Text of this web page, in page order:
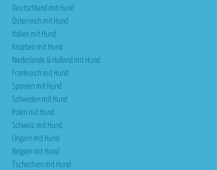
Deutschland mit Hund
Österreich mit Hund
Italien mit Hund
Kroatien mit Hund
Niederlande & Holland mit Hund
Frankreich mit Hund
Spanien mit Hund
Schweden mit Hund
Polen mit Hund
Schweiz mit Hund
Ungarn mit Hund
Belgien mit Hund
Tschechien mit Hund